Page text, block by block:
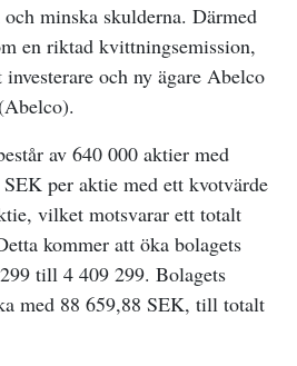
minska skulderna. Därmed
en riktad kvittningsemission,
och ny ägare Abelco
av 640 000 aktier med
per aktie med ett kvotvärde
vilket motsvarar ett totalt
kommer att öka bolagets
till 4 409 299. Bolagets
med 88 659,88 SEK, till totalt